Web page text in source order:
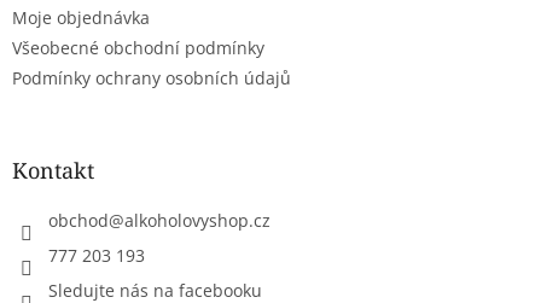
Moje objednávka
Všeobecné obchodní podmínky
Podmínky ochrany osobních údajů
Kontakt
obchod@alkoholovyshop.cz
777 203 193
Sledujte nás na facebooku